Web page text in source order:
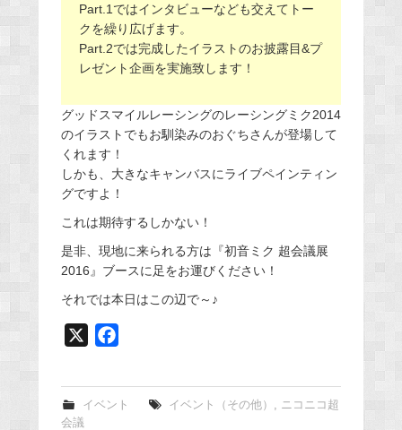
Part.1ではインタビューなども交えてトー
クを繰り広げます。
Part.2では完成したイラストのお披露目&プ
レゼント企画を実施致します！
グッドスマイルレーシングのレーシングミク2014
のイラストでもお馴染みのおぐちさんが登場して
くれます！
しかも、大きなキャンバスにライブペインティン
グですよ！
これは期待するしかない！
是非、現地に来られる方は『初音ミク 超会議展
2016』ブースに足をお運びください！
それでは本日はこの辺で～♪
e
イベント イベント（その他）
ニコニコ超
会議